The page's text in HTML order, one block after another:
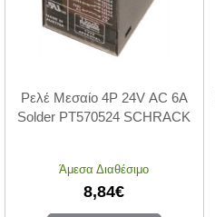
Ρελέ Μεσαίο 4P 24V AC 6A
Solder PT570524 SCHRACK
Άμεσα Διαθέσιμο
8,84€